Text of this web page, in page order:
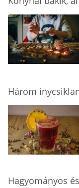
Három
Hagyományos